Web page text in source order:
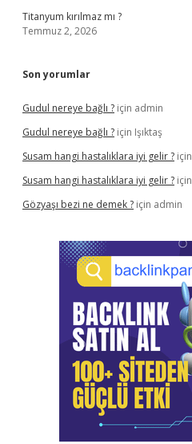
Titanyum kırılmaz mı ?
Temmuz 2, 2026
Son yorumlar
Gudul nereye bağlı ? için admin
Gudul nereye bağlı ? için Işıktaş
Susam hangi hastalıklara iyi gelir ? için
Susam hangi hastalıklara iyi gelir ? için
Gözyaşı bezi ne demek ? için admin